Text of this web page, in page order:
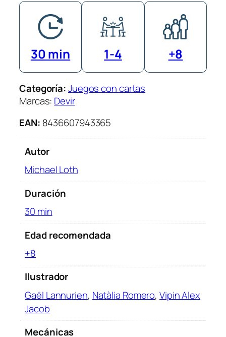
30 min 1-4 +8
Categoría:Juegos con cartas
Marcas: Devir
EAN: 8436607943365
Autor
Michael Loth
Duración
30 min
Edad recomendada
+8
Ilustrador
Gaël Lannurien, Natàlia Romero,Vipin Alex
Jacob
Mecánicas